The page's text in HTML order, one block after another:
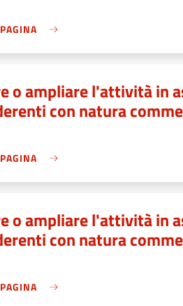
o ampliare l'attività in
con natura
o ampliare l'attività in
con natura